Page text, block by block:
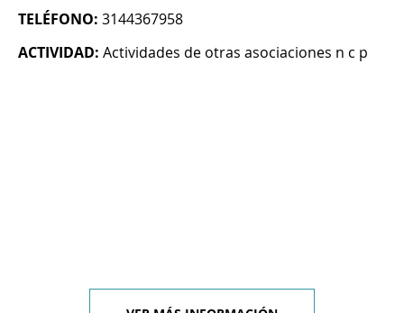
TELÉFONO: 3144367958
ACTIVIDAD: Actividades de otras asociaciones n c p